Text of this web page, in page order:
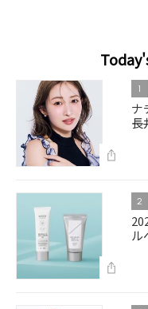
1
ナ
長
2